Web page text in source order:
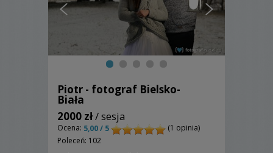
Piotr - fotograf Bielsko-
Biała
2000 zł/ sesja
Ocena: 5,00 / 5
(1 opinia)
Poleceń: 102